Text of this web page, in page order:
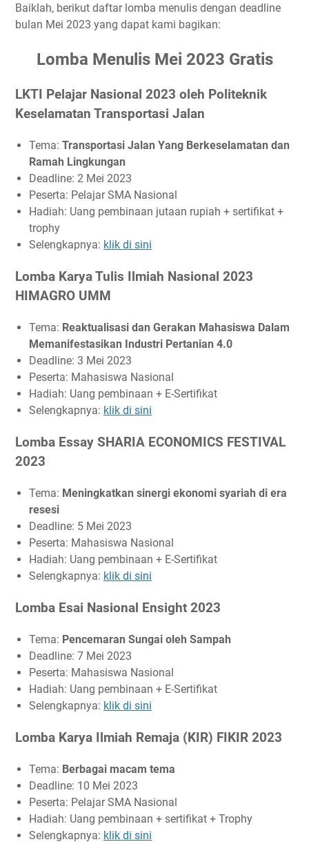
ASEAN
LKTI Pelajar Nasional Agroindustrial Week 2023
National Essay Competition MOTION 2023
LKTI Nasional 9th KIME On Ideas Competition 2023
Lomba Esai Mahasiswa Nasional PHARMAFESTGO 2023
Lomba Penulisan Artikel Ilmiah Nasional 2023 di UNRAM
Sharia Paper Competition (SPACE) SEHATI 13 2023
Management Writing Competition AERION 2023
LKTI Nasional AGRIFAIR FEST FAPERTA UNIGA 2023
Pekan Raya Esai Mahasiswa Nasional PRESMAN 2023
FORMOSA Scientific Paper Competition 2023
Lomba Esai Nasional CIVIC SCIENTIFIC COMPETITION
2023
(ASCENT) 2023
LKTI Mahasiswa Nasional PLS EDUFAIR VII 2023
Baiklah, berikut daftar lomba menulis dengan deadline
bulan Mei 2023 yang dapat kami bagikan:
Lomba Menulis Mei 2023 Gratis
LKTI Pelajar Nasional 2023 oleh Politeknik
Keselamatan Transportasi Jalan
Tema: Transportasi Jalan Yang Berkeselamatan dan
Ramah Lingkungan
Deadline: 2 Mei 2023
Peserta: Pelajar SMA Nasional
Hadiah: Uang pembinaan jutaan rupiah + sertifikat +
trophy
Selengkapnya: klik di sini
Lomba Karya Tulis Ilmiah Nasional 2023
HIMAGRO UMM
Tema: Reaktualisasi dan Gerakan Mahasiswa Dalam
Memanifestasikan Industri Pertanian 4.0
Deadline: 3 Mei 2023
Peserta: Mahasiswa Nasional
Hadiah: Uang pembinaan + E-Sertifikat
Selengkapnya: klik di sini
Lomba Essay SHARIA ECONOMICS FESTIVAL
2023
Tema: Meningkatkan sinergi ekonomi syariah di era
resesi
Deadline: 5 Mei 2023
Peserta: Mahasiswa Nasional
Hadiah: Uang pembinaan + E-Sertifikat
Selengkapnya: klik di sini
Lomba Esai Nasional Ensight 2023
Tema: Pencemaran Sungai oleh Sampah
Deadline: 7 Mei 2023
Peserta: Mahasiswa Nasional
Hadiah: Uang pembinaan + E-Sertifikat
Selengkapnya: klik di sini
Lomba Karya Ilmiah Remaja (KIR) FIKIR 2023
Tema: Berbagai macam tema
Deadline: 10 Mei 2023
Peserta: Pelajar SMA Nasional
Hadiah: Uang pembinaan + sertifikat + Trophy
Selengkapnya: klik di sini